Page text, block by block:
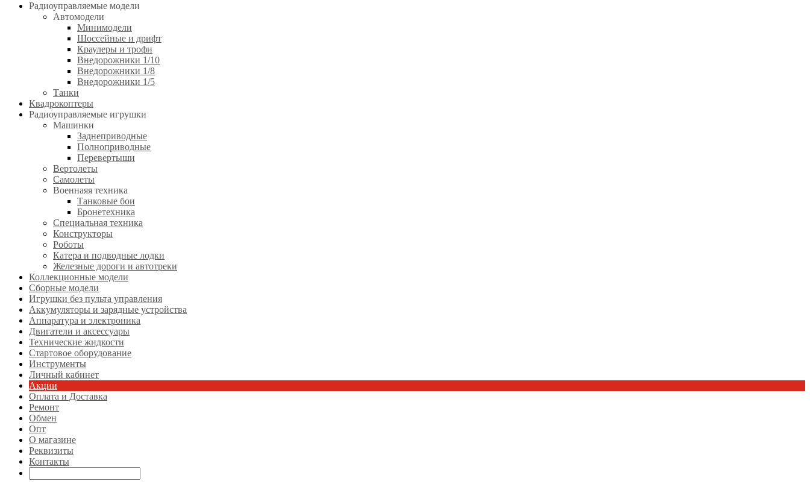
Радиоуправляемые модели
Автомодели
Минимодели
Шоссейные и дрифт
Краулеры и трофи
Внедорожники 1/10
Внедорожники 1/8
Внедорожники 1/5
Танки
Квадрокоптеры
Радиоуправляемые игрушки
Машинки
Заднеприводные
Полноприводные
Перевертыши
Вертолеты
Самолеты
Военнаяя техника
Танковые бои
Бронетехника
Специальная техника
Конструкторы
Роботы
Катера и подводные лодки
Железные дороги и автотреки
Коллекционные модели
Сборные модели
Игрушки без пульта управления
Аккумуляторы и зарядные устройства
Аппаратура и электроника
Двигатели и аксессуары
Технические жидкости
Стартовое оборудование
Инструменты
Личный кабинет
Акции
Оплата и Доставка
Ремонт
Обмен
Опт
О магазине
Реквизиты
Контакты